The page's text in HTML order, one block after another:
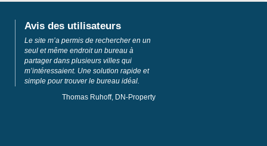
Avis des utilisateurs
Le site m’a permis de rechercher en un
seul et même endroit un bureau à
partager dans plusieurs villes qui
m’intéressaient. Une solution rapide et
simple pour trouver le bureau idéal.
Thomas Ruhoff, DN-Property